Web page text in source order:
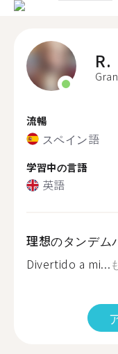
R.
流暢
スペイン語
学習中の言語
英語
理想のタンデム
Divertido a mi...